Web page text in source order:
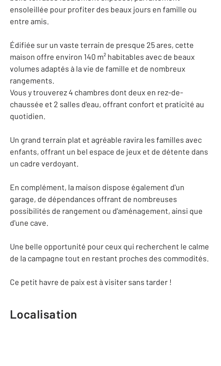
ensoleillée pour profiter des beaux jours en famille ou
entre amis.
Édifiée sur un vaste terrain de presque 25 ares, cette
maison offre environ 140 m² habitables avec de beaux
volumes adaptés à la vie de famille et de nombreux
rangements.
Vous y trouverez 4 chambres dont deux en rez-de-
chaussée et 2 salles d'eau, offrant confort et praticité au
quotidien.
Un grand terrain plat et agréable ravira les familles avec
enfants, offrant un bel espace de jeux et de détente dans
un cadre verdoyant.
En complément, la maison dispose également d'un
garage, de dépendances offrant de nombreuses
possibilités de rangement ou d'aménagement, ainsi que
d'une cave.
Une belle opportunité pour ceux qui recherchent le calme
de la campagne tout en restant proches des commodités.
Ce petit havre de paix est à visiter sans tarder !
Localisation